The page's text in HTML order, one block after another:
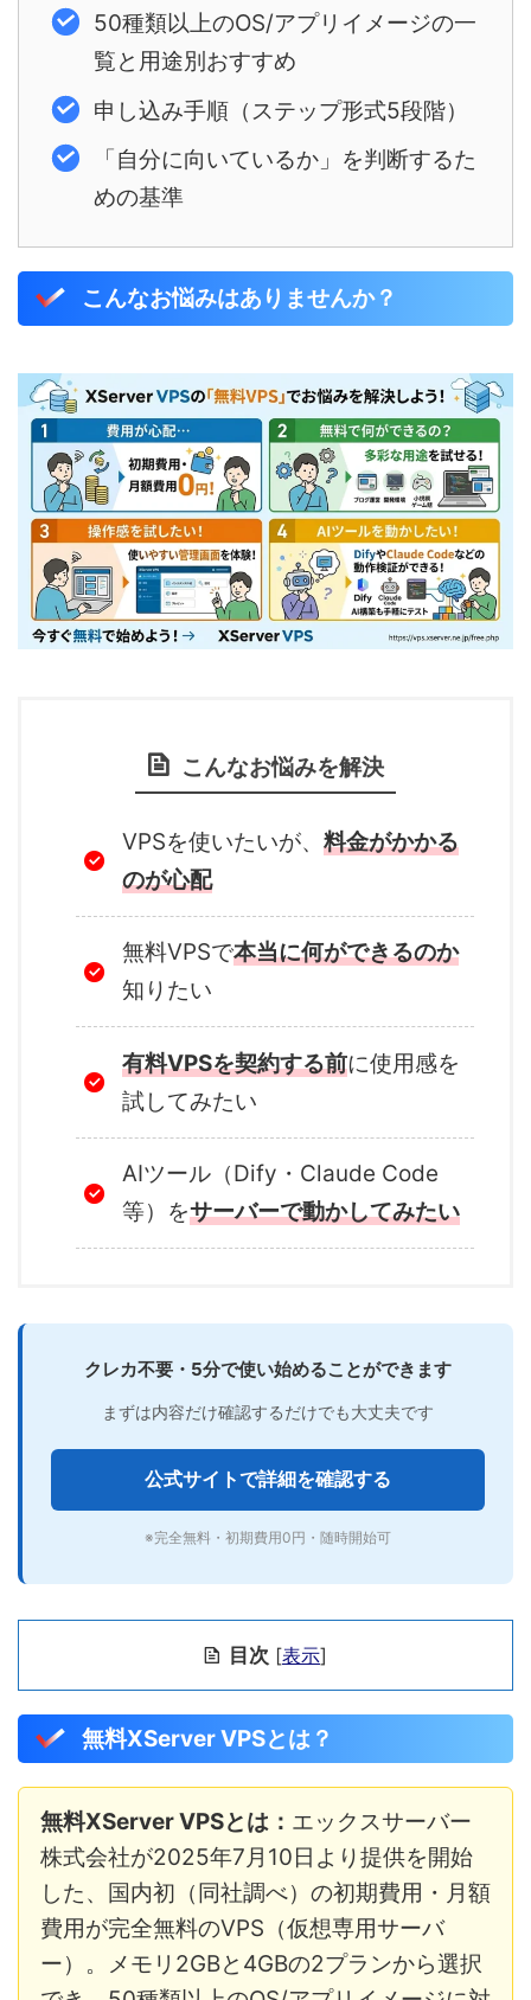
50種類以上のOS/アプリイメージの一
覧と用途別おすすめ
申し込み手順（ステップ形式5段階）
「自分に向いているか」を判断するた
めの基準
こんなお悩みはありませんか？
こんなお悩みを解決
VPSを使いたいが、 料金がかかる
のが心配
無料VPSで本当に何ができるのか
知りたい
有料VPSを契約する前に使用感を
試してみたい
AIツール（Dify・Claude Code
等）をサーバーで動かしてみたい
クレカ不要・5分で使い始めることができます
まずは内容だけ確認するだけでも大丈夫です
公式サイトで詳細を確認する
※完全無料・初期費用0円・随時開始可
目次 [表示]
無料XServer VPSとは？
無料XServer VPSとは： エックスサーバー
株式会社が2025年7月10日より提供を開始
した、国内初（同社調べ）の初期費用・月額
費用が完全無料のVPS（仮想専用サーバ
ー）。メモリ2GBと4GBの2プランから選択